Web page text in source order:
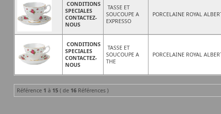
CONDITIONS
SPECIALES
CONTACTEZ-
NOUS
TASSE ET
SOUCOUPE A
EXPRESSO
PORCELAINE ROYAL
CONDITIONS
SPECIALES
CONTACTEZ-
NOUS
TASSE ET
SOUCOUPE A
THE
PORCELAINE ROYAL
Référence 1 à 15 ( de 16 Références )